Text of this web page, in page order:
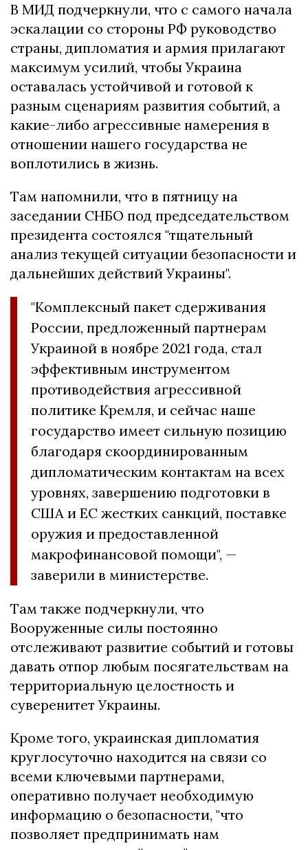
В МИД подчеркнули, что с самого начала
эскалации со стороны РФ руководство
страны, дипломатия и армия прилагают
максимум усилий, чтобы Украина
оставалась устойчивой и готовой к
разным сценариям развития событий, а
какие-либо агрессивные намерения в
отношении нашего государства не
воплотились в жизнь.
Там напомнили, что в пятницу на
заседании СНБО под председательством
президента состоялся "тщательный
анализ текущей ситуации безопасности и
дальнейших действий Украины".
"Комплексный пакет сдерживания
России, предложенный партнерам
Украиной в ноябре 2021 года, стал
эффективным инструментом
противодействия агрессивной
политике Кремля, и сейчас наше
государство имеет сильную позицию
благодаря скоординированным
дипломатическим контактам на всех
уровнях, завершению подготовки в
США и ЕС жестких санкций, поставке
оружия и предоставленной
макрофинансовой помощи", —
заверили в министерстве.
Там также подчеркнули, что
Вооруженные силы постоянно
отслеживают развитие событий и готовы
давать отпор любым посягательствам на
территориальную целостность и
суверенитет Украины.
Кроме того, украинская дипломатия
круглосуточно находится на связи со
всеми ключевыми партнерами,
оперативно получает необходимую
информацию о безопасности, "что
позволяет предпринимать нам